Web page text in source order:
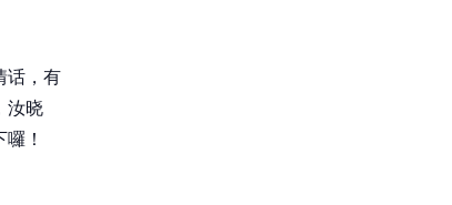
话，有
汝晓
！